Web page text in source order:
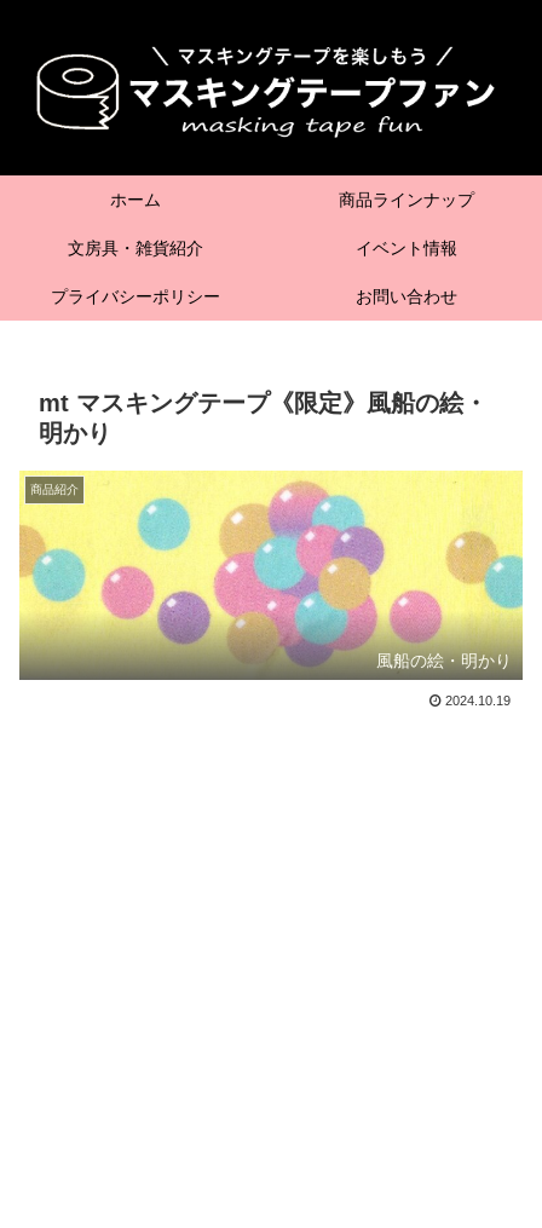
ホーム 商品ラインナップ
文房具・雑貨紹介 イベント情報
プライバシーポリシー お問い合わせ
mt マスキングテープ《限定》風船の絵・
明かり
商品紹介
風船の絵・明かり
2024.10.19